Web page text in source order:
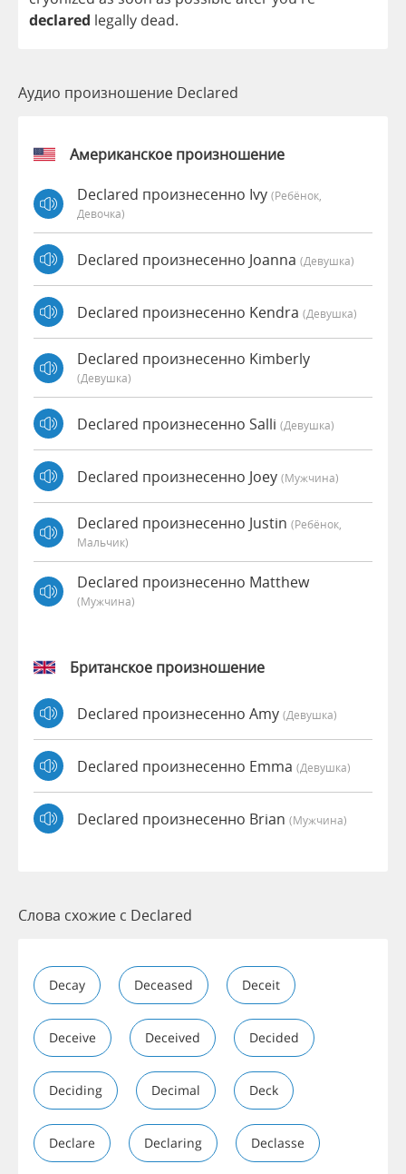
declared legally dead.
Аудио произношение Declared
Американское произношение
Declared произнесенно Ivy (Ребёнок,
Девочка)
Declared произнесенно Joanna (девушка)
Declared произнесенно Kendra (девушка)
Declared произнесенно Kimberly
(девушка)
Declared произнесенно Salli (девушка)
Declared произнесенно Joey (мужчина)
Declared произнесенно Justin (Ребёнок,
Мальчик)
Declared произнесенно Matthew
(мужчина)
Британское произношение
Declared произнесенно Amy (девушка)
Declared произнесенно Emma (девушка)
Declared произнесенно Brian (мужчина)
Слова схожие с Declared
Decay Deceased Deceit
Deceive Deceived Decided
Deciding Decimal Deck
Declare Declaring Declasse